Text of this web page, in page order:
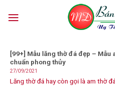
[99+] Mẫu lăng thờ đá đẹp –
chuẩn phong thủy
27/09/2021
Lăng thờ đá hay còn gọi là am thờ